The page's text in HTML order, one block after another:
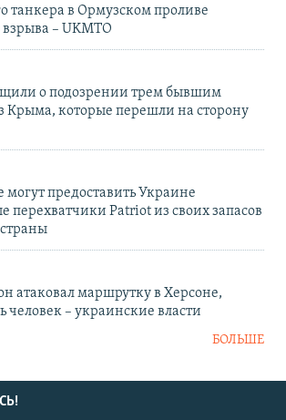
танкера в Ормузском проливе
– UKMTO
о подозрении трем бывшим
Крыма, которые перешли на сторону
предоставить Украине
перехватчики Patriot из своих запасов
атаковал маршрутку в Херсоне,
человек – украинские власти
БОЛЬШЕ